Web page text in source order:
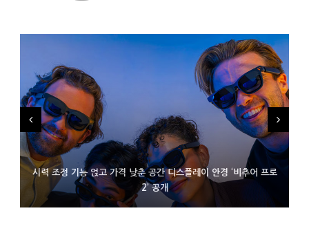
시력 조정 기능 얹고 가격 낮춘 공간 디스플레이 안경 ‘비추어 프로
2’ 공개
D램 부족에 10억달러어치 아이폰18 프로세서 패키징 대기 중
300~400달러 반지형 스피커 준비하는 오픈AI